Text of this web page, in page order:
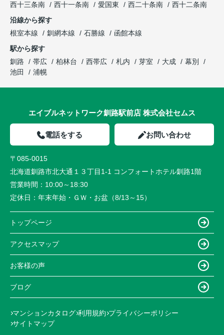
西十三条南
西十一条南 愛国東 西二十条南
西十二条南
沿線から探す
根室本線
釧網本線 石勝線
函館本線
駅から探す
釧路
帯広 柏林台 西帯広 札内 芽室 大成
幕別
池田
浦幌
エイブルネットワーク釧路駅前店 株式会社セムス
電話をする お問い合わせ
〒085-0015
北海道釧路市北大通１３丁目1-1 コンフォートホテル釧路1階
営業時間： 10:00～18:30
定休日： 年末年始・ＧＷ・お盆（8/13～15）
トップページ
アクセスマップ
お客様の声
ブログ
マンションカタログ 利用規約 プライバシーポリシー
サイトマップ